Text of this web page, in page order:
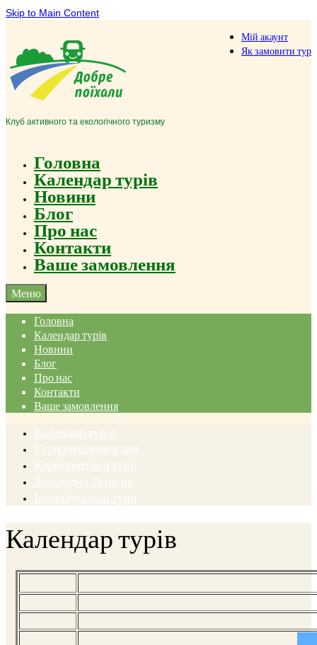
Skip to Main Content
Мій акаунт
Як замовити тур
Клуб активного та екологічного туризму
Головна
Календар турів
Новини
Блог
Про нас
Контакти
Ваше замовлення
Меню
Головна
Календар турів
Новини
Блог
Про нас
Контакти
Ваше замовлення
Календар турів
Тури вихідного дня
Корпоративні тури
Заповідна Україна
Індивідуальні тури
Календар турів